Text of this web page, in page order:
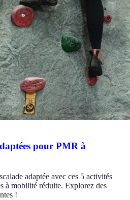
pour PMR à
adaptée avec ces 5 activités
à mobilité réduite. Explorez des
!